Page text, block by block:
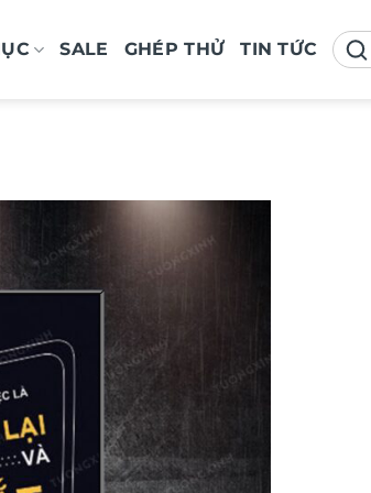
SALE GHÉP THỬ TIN TỨC
Tìm
kiếm: